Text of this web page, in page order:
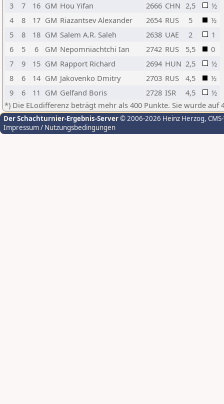
3
7 16 GM Hou Yifan 2666 CHN 2,5
½
4
8 17 GM Riazantsev Alexander 2654 RUS 5
½
5
8 18 GM Salem A.R. Saleh 2638 UAE 2
1
6
5 6 GM Nepomniachtchi Ian 2742 RUS 5,5
0
7
9 15 GM Rapport Richard 2694 HUN 2,5
½
8
6 14 GM Jakovenko Dmitry 2703 RUS 4,5
½
9
6 11 GM Gelfand Boris 2728 ISR 4,5
½
*) Die ELodifferenz beträgt mehr als 400 Punkte. Sie wurde auf
Der Schachturnier-Ergebnis-Server© 2006-2026 Heinz Herzog,
Impressum / Nutzungsbedingungen